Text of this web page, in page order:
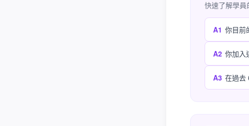
快速了解學員
A1 你目前
A2 你加入
A3 在過去